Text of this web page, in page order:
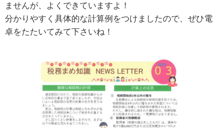
ませんが、よくできていますよ！
分かりやすく具体的な計算例をつけましたので、ぜひ電
卓をたたいてみて下さいね！